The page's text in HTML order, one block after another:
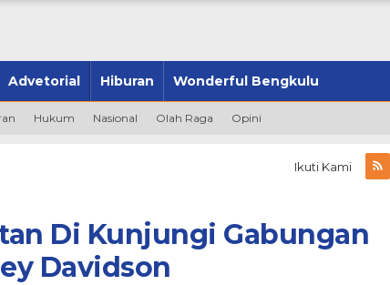
Advetorial Hiburan Wonderful Bengkulu
Hukum Nasional Olah Raga Opini
Ikuti Kami
Di Kunjungi Gabungan
Davidson